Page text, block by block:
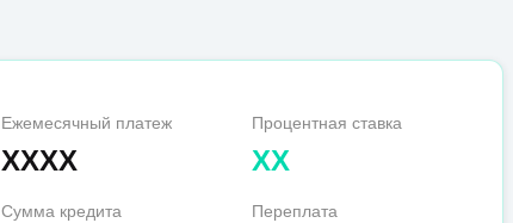
Ежемесячный платеж
XXXX
Процентная ставка
XX
Сумма кредита Переплата